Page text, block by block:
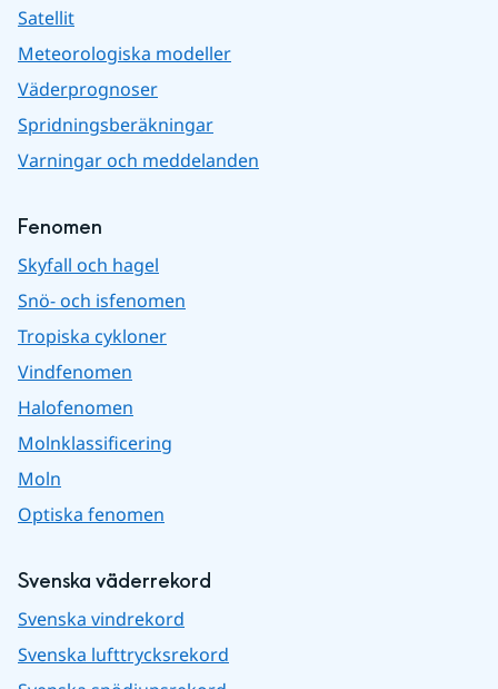
Satellit
Meteorologiska modeller
Väderprognoser
Spridningsberäkningar
Varningar och meddelanden
Fenomen
Skyfall och hagel
Snö- och isfenomen
Tropiska cykloner
Vindfenomen
Halofenomen
Molnklassificering
Moln
Optiska fenomen
Svenska väderrekord
Svenska vindrekord
Svenska lufttrycksrekord